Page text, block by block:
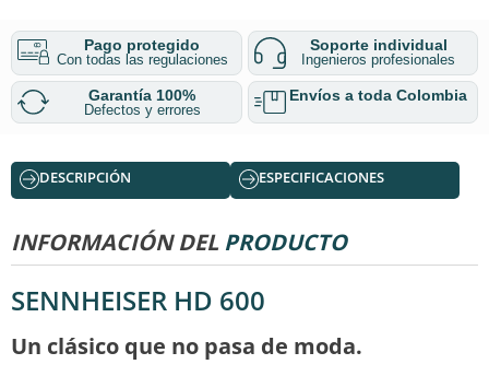
Pago protegido
Con todas las regulaciones
Soporte individual
Ingenieros profesionales
Garantía 100%
Defectos y errores
Envíos a toda Colombia
DESCRIPCIÓN ESPECIFICACIONES
INFORMACIÓN DEL PRODUCTO
SENNHEISER HD 600
Un clásico que no pasa de moda.